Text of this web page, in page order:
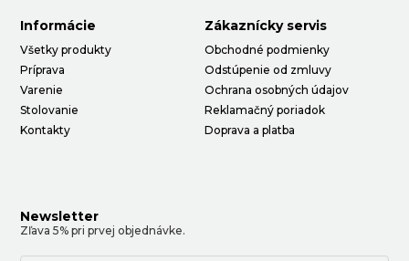
Informácie
Všetky produkty
Príprava
Varenie
Stolovanie
Kontakty
Zákaznícky servis
Obchodné podmienky
Odstúpenie od zmluvy
Ochrana osobných údajov
Reklamačný poriadok
Doprava a platba
Newsletter
Zľava 5% pri prvej objednávke.